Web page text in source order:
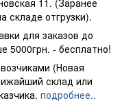
складе отгрузки).
для заказов до
5000грн. - бесплатно!
(Новая
склад или
подробнее..